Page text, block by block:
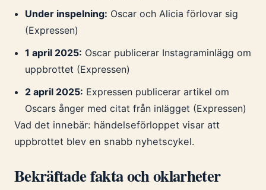
Under inspelning: Oscar och Alicia förlovar sig
(Expressen)
1 april 2025: Oscar publicerar Instagraminlägg om
uppbrottet (Expressen)
2 april 2025: Expressen publicerar artikel om
Oscars ånger med citat från inlägget (Expressen)
Vad det innebär: händelseförloppet visar att
uppbrottet blev en snabb nyhetscykel.
Bekräftade fakta och oklarheter